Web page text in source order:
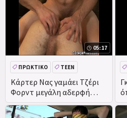
05:17
Κάρτερ Νας γαμάει Τζέρι
Φορντ μεγάλη αδερφή
ταινία
ΠΡΩΚΤΙΚΌ TEEN